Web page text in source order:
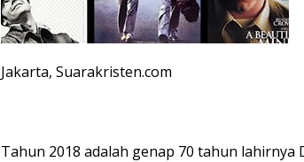
Jakarta, Suarakristen.com
Tahun 2018 adalah genap 70 tahun lahirnya